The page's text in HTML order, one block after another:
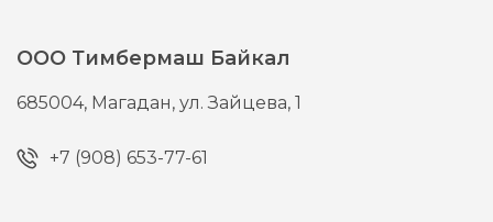
ООО Тимбермаш Байкал
685004, Магадан,ул. Зайцева, 1
+7 (908) 653-77-61